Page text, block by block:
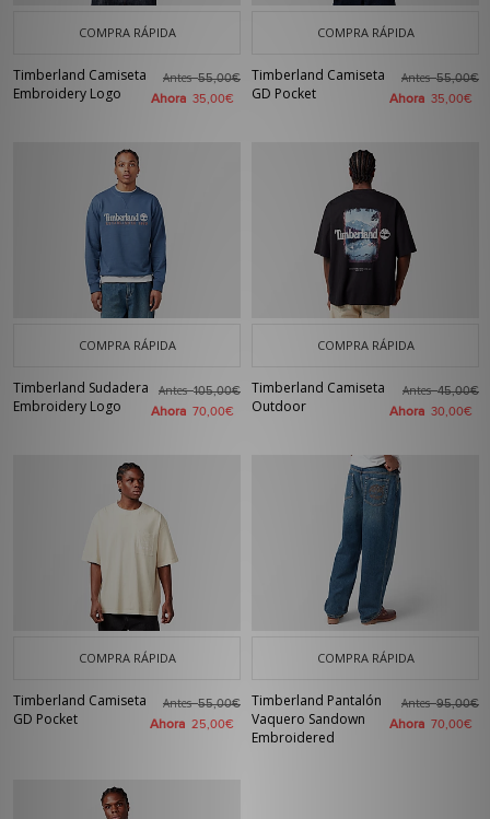
COMPRA RÁPIDA
Timberland Camiseta
Embroidery Logo
Antes55,00€
Ahora 35,00€
COMPRA RÁPIDA
Timberland Camiseta
GD Pocket
Antes55,00€
Ahora 35,00€
COMPRA RÁPIDA
Timberland Sudadera
Embroidery Logo
Antes105,00€
Ahora 70,00€
COMPRA RÁPIDA
Timberland Camiseta
Outdoor
Antes45,00€
Ahora 30,00€
COMPRA RÁPIDA
Timberland Camiseta
GD Pocket
Antes55,00€
Ahora 25,00€
COMPRA RÁPIDA
Timberland Pantalón
Vaquero Sandown
Embroidered
Antes95,00€
Ahora 70,00€